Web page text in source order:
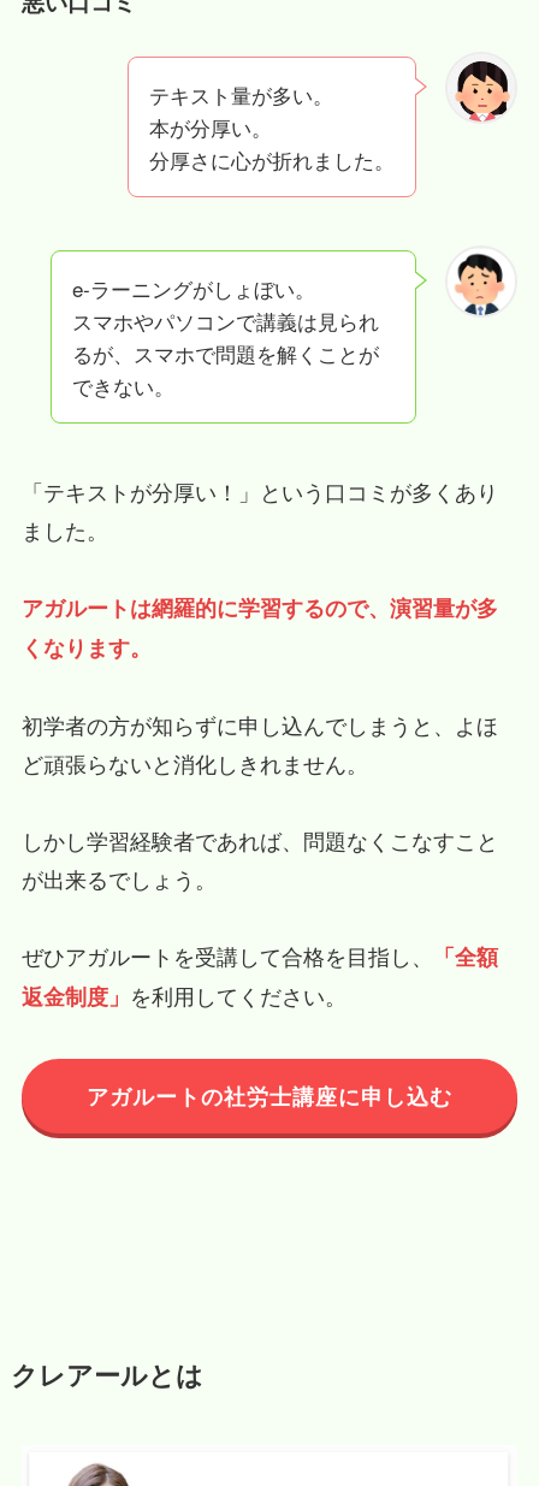
テキスト量が多い。
本が分厚い。
分厚さに心が折れました。
e-ラーニングがしょぼい。
スマホやパソコンで講義は見られ
るが、スマホで問題を解くことが
できない。
「テキストが分厚い！」という口コミが多くあり
ました。
アガルートは網羅的に学習するので、演習量が多
くなります。
初学者の方が知らずに申し込んでしまうと、よほ
ど頑張らないと消化しきれません。
しかし学習経験者であれば、問題なくこなすこと
が出来るでしょう。
ぜひアガルートを受講して合格を目指し、
「全額
返金制度」 を利用してください。
アガルートの社労士講座に申し込む
クレアールとは